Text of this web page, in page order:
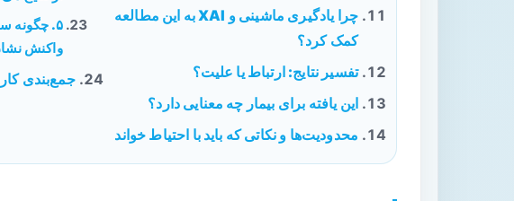
چرا یادگیری ماشینی و XAI به این مطالعه
کمک کرد؟
تفسیر نتایج: ارتباط یا علیت؟
این یافته برای بیمار چه معنایی دارد؟
محدودیت‌ها و نکاتی که باید با احتیاط خواند
۵. چگونه
واکنش
جمع‌بندی